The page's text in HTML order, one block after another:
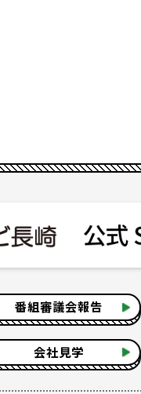
番組審議会報告
会社見学